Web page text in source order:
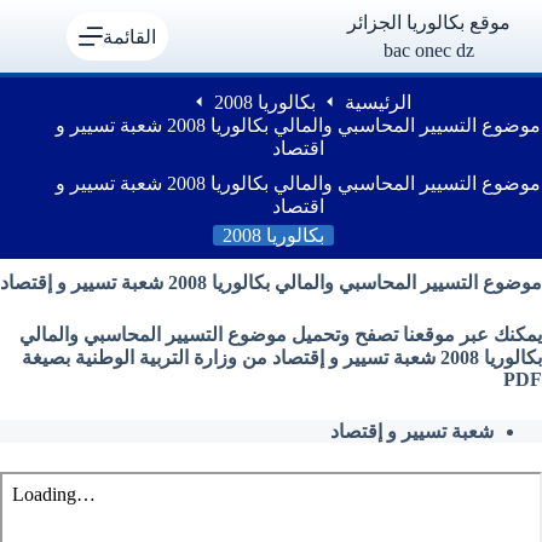
موقع بكالوريا الجزائر
bac onec dz
القائمة
الرئيسية
بكالوريا 2008
موضوع التسيير المحاسبي والمالي بكالوريا 2008 شعبة تسيير و
اقتصاد
موضوع التسيير المحاسبي والمالي بكالوريا 2008 شعبة تسيير و
اقتصاد
بكالوريا 2008
موضوع التسيير المحاسبي والمالي بكالوريا 2008 شعبة تسيير و إقتصاد
يمكنك عبر موقعنا تصفح وتحميل موضوع التسيير المحاسبي والمالي
بكالوريا 2008 شعبة تسيير و إقتصاد من وزارة التربية الوطنية بصيغة
PDF
شعبة تسيير و إقتصاد